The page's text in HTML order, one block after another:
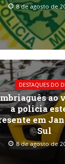
8 de agosto de
DESTAQUES DO
ao
a policia
em
Sul
8 de agosto de